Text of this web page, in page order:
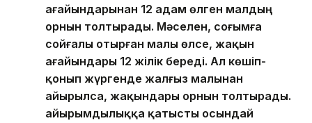
ағайындарынан 12 адам өлген малдың
орнын толтырады. Мәселен, соғымға
сойғалы отырған малы өлсе, жақын
ағайындары 12 жілік береді. Ал көшіп-
қонып жүргенде жалғыз малынан
айырылса, жақындары орнын толтырады.
Қайырымдылыққа қатысты осындай